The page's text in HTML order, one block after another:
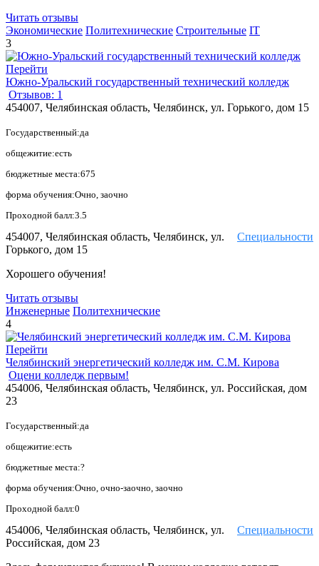
Читать отзывы
Экономические Политехнические Строительные IT
3
Перейти
Южно-Уральский государственный технический колледж
Отзывов: 1
454007, Челябинская область, Челябинск, ул. Горького, дом 15
Государственный:да
общежитие:есть
бюджетные места:675
форма обучения:Очно, заочно
Проходной балл:3.5
Специальности
454007, Челябинская область, Челябинск, ул.
Горького, дом 15
Хорошего обучения!
Читать отзывы
Инженерные Политехнические
4
Перейти
Челябинский энергетический колледж им. С.М. Кирова
Оцени колледж первым!
454006, Челябинская область, Челябинск, ул. Российская, дом
23
Государственный:да
общежитие:есть
бюджетные места:?
форма обучения:Очно, очно-заочно, заочно
Проходной балл:0
Специальности
454006, Челябинская область, Челябинск, ул.
Российская, дом 23